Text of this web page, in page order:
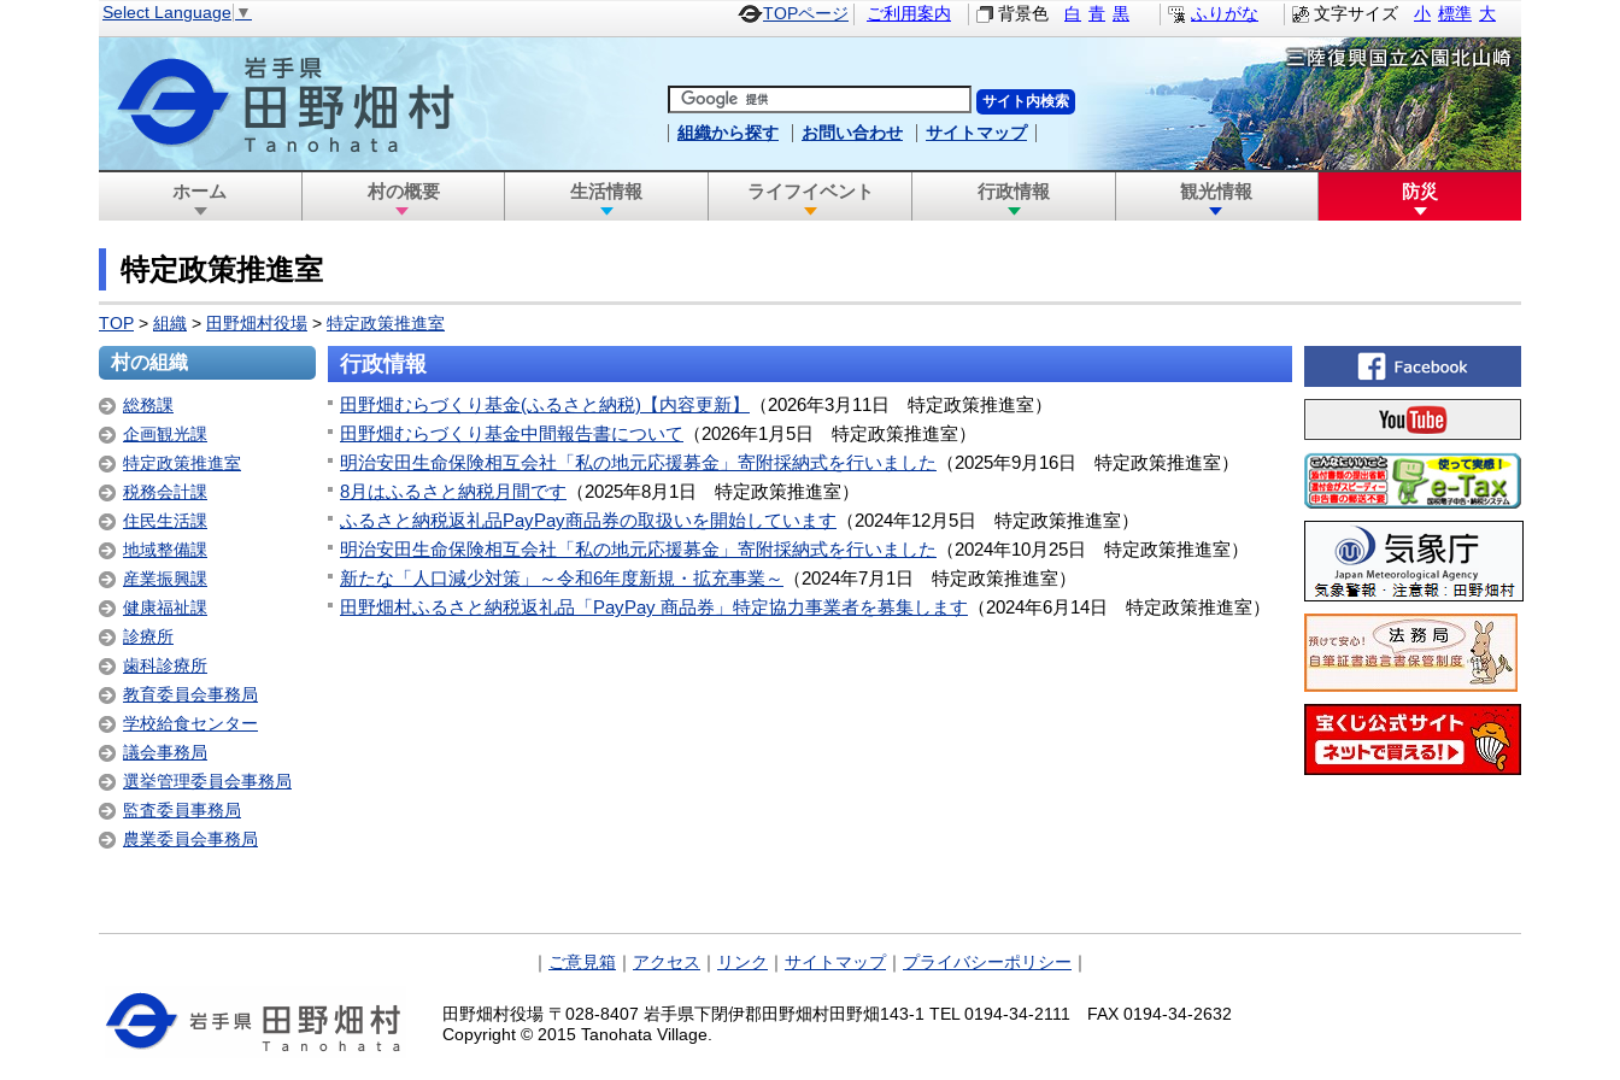
文字サイズ 小 標準 大
Select Language ▼ TOPページ ご利用案内 背景色 白 青 黒 ふりがな
組織から探す お問い合わせ サイトマップ
ホーム 村の概要 生活情報 ライフイベント 行政情報 観光情報 防災
特定政策推進室
TOP > 組織 > 田野畑村役場 > 特定政策推進室
行政情報
田野畑むらづくり基金(ふるさと納税)【内容更新】 （2026年3月11日 特定政策推進室）
田野畑むらづくり基金中間報告書について
（2026年1月5日 特定政策推進室）
明治安田生命保険相互会社「私の地元応援募金」寄附採納式を行いました
（2025年9月16日 特定政策推進室）
8月はふるさと納税月間です （2025年8月1日 特定政策推進室）
ふるさと納税返礼品PayPay商品券の取扱いを開始しています （2024年12月5日 特定政策推進室）
明治安田生命保険相互会社「私の地元応援募金」寄附採納式を行いました
（2024年10月25日 特定政策推進室）
新たな「人口減少対策」～令和6年度新規・拡充事業～
（2024年7月1日 特定政策推進室）
田野畑村ふるさと納税返礼品「PayPay 商品券」特定協力事業者を募集します （2024年6月14日 特定政策推進室）
村の組織
総務課
企画観光課
特定政策推進室
税務会計課
住民生活課
地域整備課
産業振興課
健康福祉課
診療所
歯科診療所
教育委員会事務局
学校給食センター
議会事務局
選挙管理委員会事務局
監査委員事務局
農業委員会事務局
ご意見箱 アクセス リンク サイトマップ｜ プライバシーポリシー
田野畑村役場 〒028-8407 岩手県下閉伊郡田野畑村田野畑143-1 TEL 0194-34-2111 FAX 0194-34-2632
Copyright © 2015 Tanohata Village.